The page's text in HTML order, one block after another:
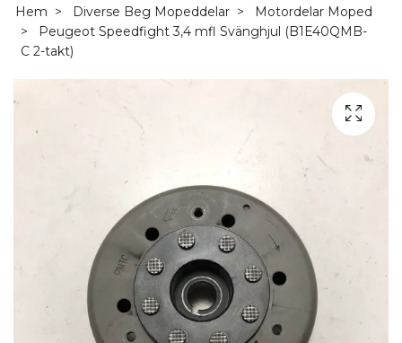
Hem Diverse Beg Mopeddelar
Motordelar Moped
Peugeot Speedfight 3,4 mfl Svänghjul (B1E40QMB-
C 2-takt)